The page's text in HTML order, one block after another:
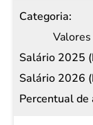
2026
(R$)
Percentual
de
aumento